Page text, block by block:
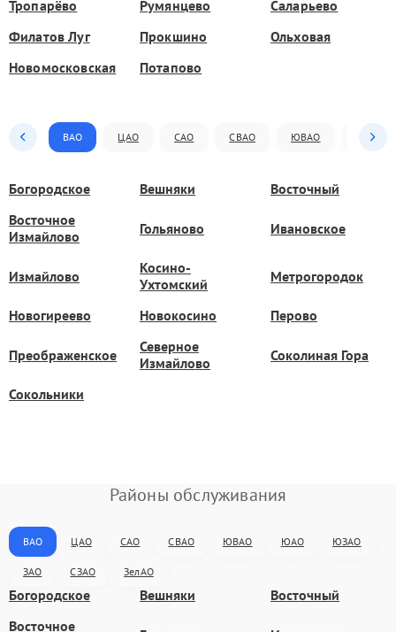
Тропарёво Румянцево
Саларьево
Филатов Луг
Прокшино
Ольховая
Новомосковская
Потапово
ВАО ЦАО САО СВАО ЮВАО ЮАО
Богородское Вешняки
Восточный
Восточное
Измайлово
Гольяново Ивановское
Измайлово
Косино-
Ухтомский
Метрогородок
Новогиреево Новокосино Перово
Преображенское
Северное
Измайлово
Соколиная Гора
Сокольники
Районы обслуживания
ВАО ЦАО САО СВАО ЮВАО ЮАО ЮЗАО
ЗАО СЗАО ЗелАО
Богородское Вешняки
Восточный
Восточное